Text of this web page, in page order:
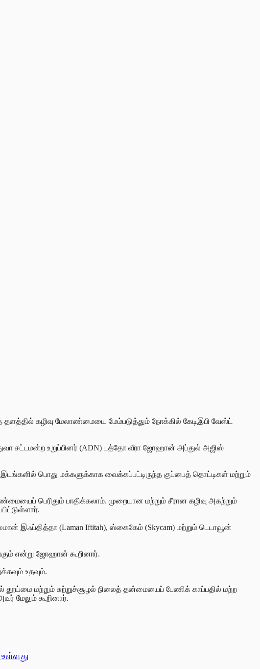
தளத்தில் கழிவு மேலாண்மையை மேம்படுத்தும் நோக்கில் கேடிஇபி வேஸ்ட்
சட்டமன்ற உறுப்பினர் (ADN) டத்தோ வீரா ஜோஹான் அப்துல் அஜிஸ்
இடங்களில் பொது மக்களுக்காக வைக்கப்பட்டிருந்த குப்பைத் தொட்டிகள் மற்றும்
பெரிதும் பாதிக்கலாம். முறையான மற்றும் சீரான கழிவு அகற்றும்
இஃப்தித்தா (Laman Iftitah), ஸ்கைகேம் (Skycam) மற்றும் டெடாவூன்
என்று ஜோஹான் கூறினார்.
உதவும்.
தூய்மை மற்றும் சுற்றுச்சூழல் நிலைத் தன்மையைப் பேணிக் காப்பதில் மற்ற
மேலும் கூறினார்.